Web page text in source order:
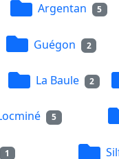
Argentan 5
Guégon 2
La Baule 2
5
1